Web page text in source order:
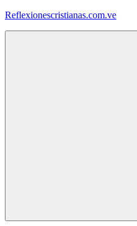
Saltar
Reflexionescristianas.com.ve